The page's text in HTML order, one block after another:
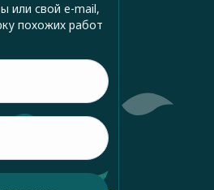
или свой e-mail,
похожих работ